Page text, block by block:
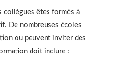
collègues êtes formés à
De nombreuses écoles
ou peuvent inviter des
doit inclure :